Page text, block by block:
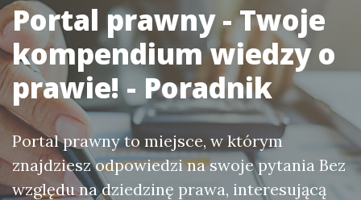
Portal prawny - Twoje
kompendium wiedzy o
prawie! - Poradnik
Portal prawny to miejsce, w którym
znajdziesz odpowiedzi na swoje pytania Bez
względu na dziedzinę prawa, interesującą